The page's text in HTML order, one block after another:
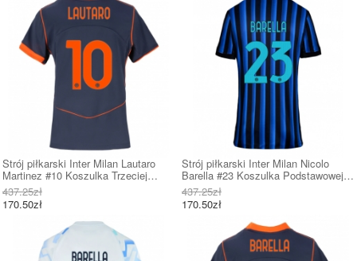
Strój piłkarski Inter Milan Lautaro
Martinez #10 Koszulka Trzeciej
damskie 2025-26 Krótki Rękaw
437.25zł
170.50zł
Strój piłkarski Inter Milan Nicolo
Barella #23 Koszulka Podstawowej
damskie 2025-26 Krótki Rękaw
437.25zł
170.50zł